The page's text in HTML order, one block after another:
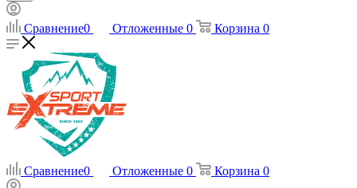
Сравнение0 Отложенные 0 Корзина 0
Сравнение0 Отложенные 0 Корзина 0